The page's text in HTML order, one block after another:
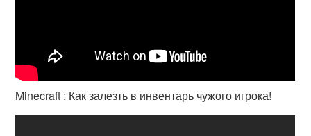
Minecraft : Как залезть в инвентарь чужого игрока!